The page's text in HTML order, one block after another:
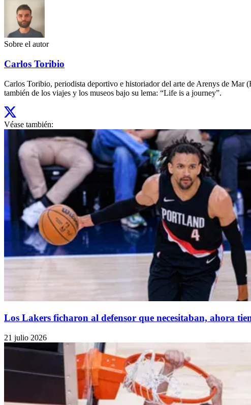
Sobre el autor
Carlos Toribio
Carlos Toribio, periodista deportivo e historiador del arte de Arenys de
también de los viajes y los museos bajo su lema: “Life is a journey”.
Véase también:
Los Lakers ficharon al defensor que necesitaban, ahora
21 julio 2026